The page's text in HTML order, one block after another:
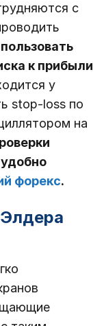
с
к прибыли
у
stop-loss по
на
форекс.